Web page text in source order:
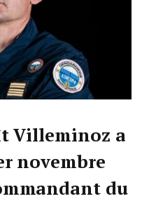
Villeminoz a
novembre
du